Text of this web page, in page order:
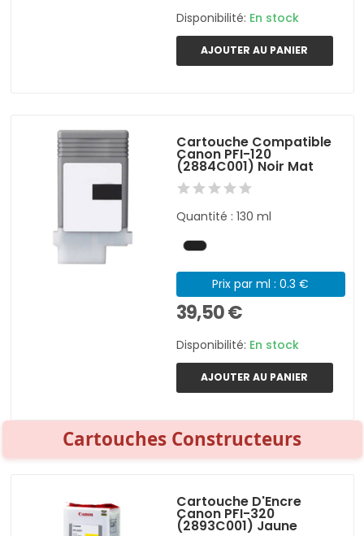
Disponibilité: En stock
AJOUTER AU PANIER
Cartouche Compatible
Canon PFI-120
(2884C001) Noir Mat
Quantité : 130 ml
Prix par ml : 0.3 €
39,50 €
Disponibilité: En stock
AJOUTER AU PANIER
Cartouches Constructeurs
Cartouche D'Encre
Canon PFI-320
(2893C001) Jaune